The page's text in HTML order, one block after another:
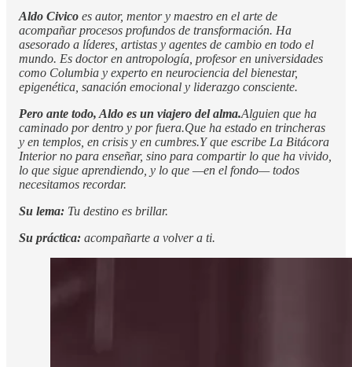
Aldo Civico es autor, mentor y maestro en el arte de
acompañar procesos profundos de transformación. Ha
asesorado a líderes, artistas y agentes de cambio en todo el
mundo. Es doctor en antropología, profesor en universidades
como Columbia y experto en neurociencia del bienestar,
epigenética, sanación emocional y liderazgo consciente.
Pero ante todo, Aldo es un viajero del alma.Alguien que ha
caminado por dentro y por fuera.Que ha estado en trincheras
y en templos, en crisis y en cumbres.Y que escribe La Bitácora
Interior no para enseñar, sino para compartir lo que ha vivido,
lo que sigue aprendiendo, y lo que —en el fondo— todos
necesitamos recordar.
Su lema: Tu destino es brillar.
Su práctica: acompañarte a volver a ti.